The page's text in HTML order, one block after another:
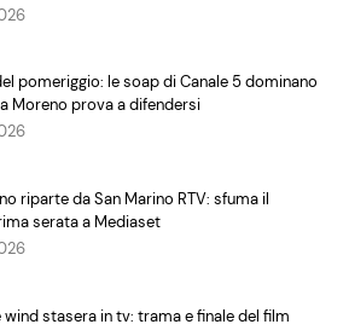
pomeriggio: le soap di Canale 5 dominano
Moreno prova a difendersi
riparte da San Marino RTV: sfuma il
serata a Mediaset
wind stasera in tv: trama e finale del film